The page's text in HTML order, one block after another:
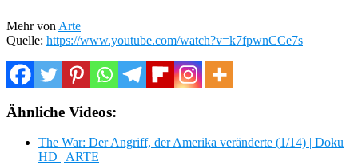
Mehr von Arte
Quelle: https://www.youtube.com/watch?v=k7fpwnCCe7s
Ähnliche Videos:
The War: Der Angriff, der Amerika veränderte (1/14) | Doku
HD | ARTE